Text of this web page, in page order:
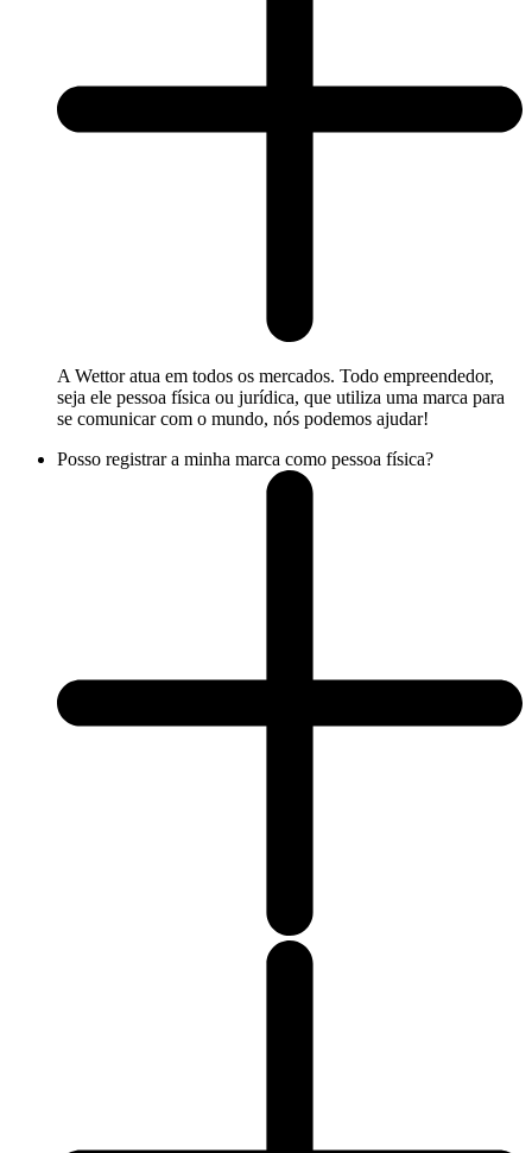
A Wettor atua em todos os mercados. Todo empreendedor,
seja ele pessoa física ou jurídica, que utiliza uma marca para
se comunicar com o mundo, nós podemos ajudar!
Posso registrar a minha marca como pessoa física?